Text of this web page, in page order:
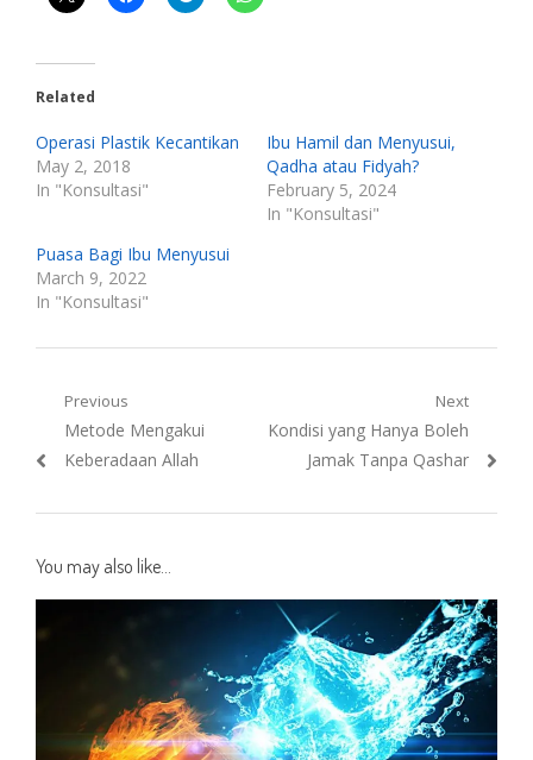
Related
Operasi Plastik Kecantikan
May 2, 2018
In "Konsultasi"
Ibu Hamil dan Menyusui,
Qadha atau Fidyah?
February 5, 2024
In "Konsultasi"
Puasa Bagi Ibu Menyusui
March 9, 2022
In "Konsultasi"
Post
navigation
Previous
Previous
post:
Metode Mengakui
Keberadaan Allah
Next
Next
Kondisi yang Hanya Boleh
Jamak Tanpa Qashar
You may also like...